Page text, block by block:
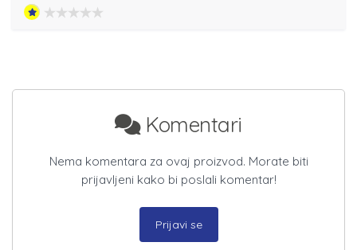
Komentari
Nema komentara za ovaj proizvod. Morate biti
prijavljeni kako bi poslali komentar!
Prijavi se